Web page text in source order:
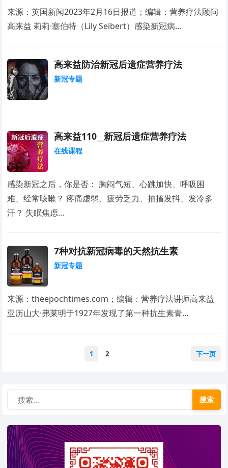
来源：英国新闻2023年2月16日报道；编辑：营养疗法顾问
高来益 莉莉·塞伯特（Lily Seibert）感染新冠病…
高来益防治新冠后遗症营养疗法
新冠专题
高来益110__新冠后遗症营养疗法
在线课程
感染新冠之后，你是否： 胸闷气短、心跳加快、呼吸困
难、经常咳嗽？ 疼痛虚弱、疲劳乏力、抽搐发抖、发冷多
汗？ 失眠焦虑…
7种对抗新冠病毒的天然抗生素
新冠专题
来源：theepochtimes.com；编辑：营养疗法讲师高来益
亚历山大·弗莱明于1927年发现了第一种抗生素青…
1 2 下一页
搜索